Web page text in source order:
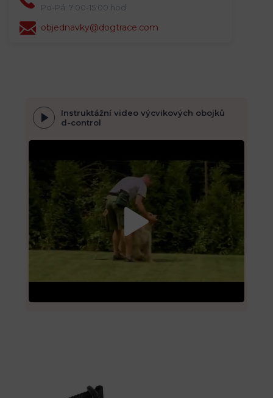
Po-Pá: 7:00-15:00 hod
objednavky@dogtrace.com
Instruktážní video výcvikových obojků
d-control